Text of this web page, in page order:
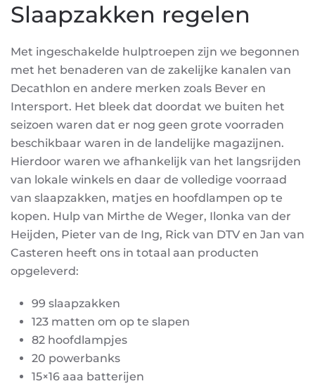
Slaapzakken regelen
Met ingeschakelde hulptroepen zijn we begonnen
met het benaderen van de zakelijke kanalen van
Decathlon en andere merken zoals Bever en
Intersport. Het bleek dat doordat we buiten het
seizoen waren dat er nog geen grote voorraden
beschikbaar waren in de landelijke magazijnen.
Hierdoor waren we afhankelijk van het langsrijden
van lokale winkels en daar de volledige voorraad
van slaapzakken, matjes en hoofdlampen op te
kopen. Hulp van Mirthe de Weger, Ilonka van der
Heijden, Pieter van de Ing, Rick van DTV en Jan van
Casteren heeft ons in totaal aan producten
opgeleverd:
99 slaapzakken
123 matten om op te slapen
82 hoofdlampjes
20 powerbanks
15×16 aaa batterijen